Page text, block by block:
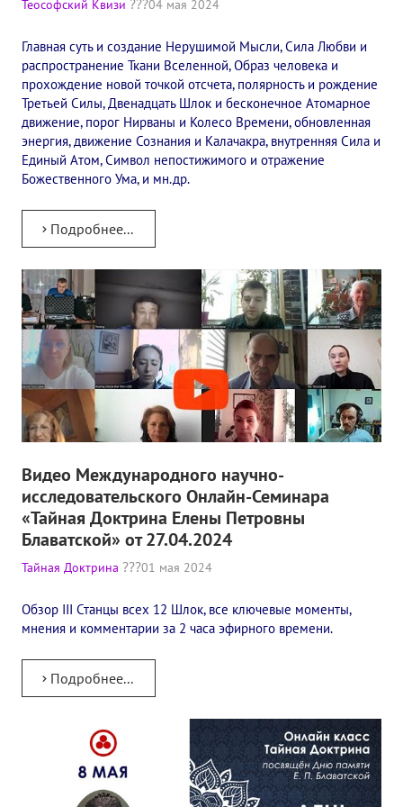
✔️ Заказать книги/журналы
Международный научно-исследовательский Центр, им. Е.П.
Международное теософское издательство «Альбатрос»
Межрегиональные теософские семинары России. Теософский
Международный художественный Конкурс, посвященный
Международный поэтический Конкурс «Елене Петровне
Международный музыкальный Конкурс, посвященный Елене
Выставка «Книжная экспедиция»
Авторское кино Олега Мартынова
Конкурс городов России на право проведения
Олимпиада культуры под Знаменем Мира
МЕЖДУНАРОДНЫЙ ЦЕНТР ТЕОСОФИИ
О школе Теософии
Открытая школа теософии
Фотоматериалы
ГОВОРЯТ ТЕОСОФЫ. Рубрика «Вопрос-Ответ»
Теософский Квизи 04 мая 2024
Главная суть и создание Нерушимой Мысли, Сила Любви и
распространение Ткани Вселенной, Образ человека и
прохождение новой точкой отсчета, полярность и рождение
Третьей Силы, Двенадцать Шлок и бесконечное Атомарное
движение, порог Нирваны и Колесо Времени, обновленная
энергия, движение Сознания и Калачакра, внутренняя Сила и
Единый Атом, Символ непостижимого и отражение
Божественного Ума, и мн.др.
Подробнее...
Видео Международного научно-
исследовательского Онлайн-Семинара
«Тайная Доктрина Елены Петровны
Блаватской» от 27.04.2024
Тайная Доктрина 01 мая 2024
Обзор III Станцы всех 12 Шлок, все ключевые моменты,
мнения и комментарии за 2 часа эфирного времени.
Подробнее...